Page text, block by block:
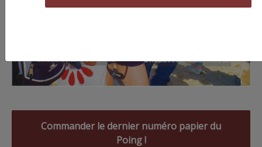
Commander le dernier numéro papier du
Poing !